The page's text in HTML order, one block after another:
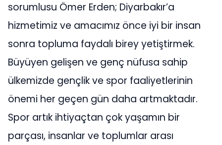
sorumlusu Ömer Erden; Diyarbakır’a
hizmetimiz ve amacımız önce iyi bir insan
sonra topluma faydalı birey yetiştirmek.
Büyüyen gelişen ve genç nüfusa sahip
ülkemizde gençlik ve spor faaliyetlerinin
önemi her geçen gün daha artmaktadır.
Spor artık ihtiyaçtan çok yaşamın bir
parçası, insanlar ve toplumlar arası